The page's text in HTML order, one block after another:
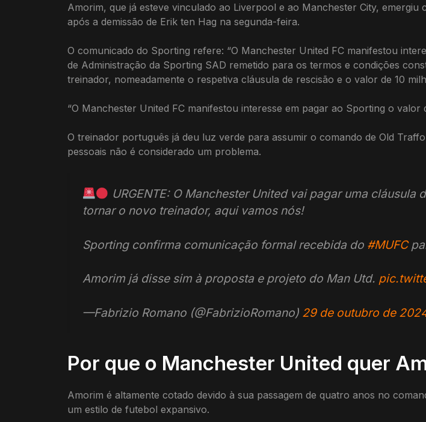
Amorim, que já esteve vinculado ao Liverpool e ao Manchester City,
após a demissão de Erik ten Hag na segunda-feira.
O comunicado do Sporting refere: “O Manchester United FC manifestou
de Administração da Sporting SAD remetido para os termos e condições
treinador, nomeadamente o respetiva cláusula de rescisão e o valor de 10
“O Manchester United FC manifestou interesse em pagar ao Sporting o valor
O treinador português já deu luz verde para assumir o comando de Old
pessoais não é considerado um problema.
URGENTE: O Manchester United vai pagar uma
tornar o novo treinador, aqui vamos nós!
Sporting confirma comunicação formal recebida do #MUFC
Amorim já disse sim à proposta e projeto do Man Utd.
—Fabrizio Romano (@FabrizioRomano) 29 de outubro de
Por que o Manchester United quer
Amorim é altamente cotado devido à sua passagem de quatro anos no
um estilo de futebol expansivo.